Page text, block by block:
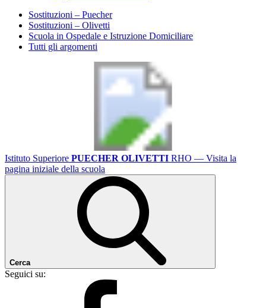
Sostituzioni – Puecher
Sostituzioni – Olivetti
Scuola in Ospedale e Istruzione Domiciliare
Tutti gli argomenti
Istituto Superiore PUECHER OLIVETTI RHO — Visita la
pagina iniziale della scuola
Cerca
Seguici su: